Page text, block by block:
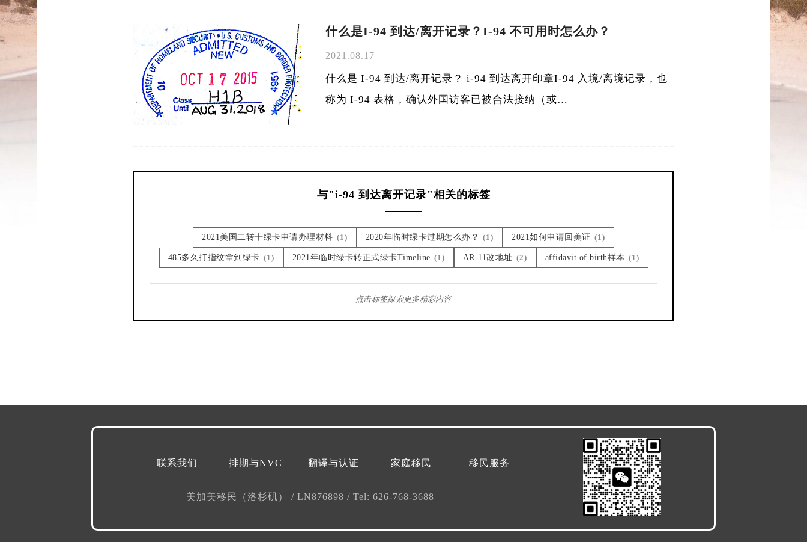
什么是I-94 到达/离开记录？I-94 不可用时怎么办？
2021.08.17
什么是 I-94 到达/离开记录？ i-94 到达离开印章I-94 入境/离境记录，也
称为 I-94 表格，确认外国访客已被合法接纳（或…
与"i-94 到达离开记录"相关的标签
2021美国二转十绿卡申请办理材料 (1) 2020年临时绿卡过期怎么办？ (1) 2021如何申请回美证 (1)
485多久打指纹拿到绿卡 (1) 2021年临时绿卡转正式绿卡Timeline (1) AR-11改地址 (2) affidavit of birth样本 (1)
点击标签探索更多精彩内容
移民服务
家庭移民
翻译与认证
排期与NVC
联系我们
美加美移民（洛杉矶） / LN876898 / Tel: 626-768-3688